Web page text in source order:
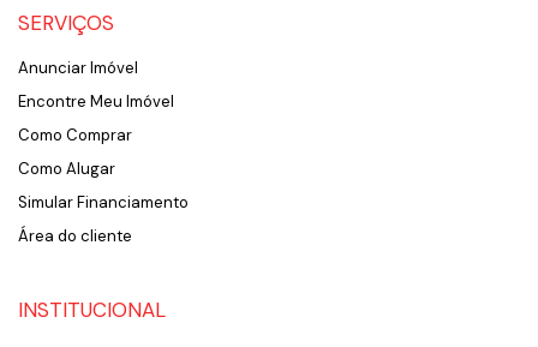
SERVIÇOS
Anunciar Imóvel
Encontre Meu Imóvel
Como Comprar
Como Alugar
Simular Financiamento
Área do cliente
INSTITUCIONAL